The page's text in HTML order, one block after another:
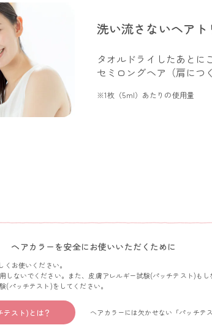
洗い流さないヘアト
タオルドライしたあとに
セミロングヘア（肩につ
※1枚（5ml）あたりの使用量
ヘアカラーを安全にお使いいただくために
お使いください。
ないでください。また、皮膚アレルギー試験(パッチテスト)もし
パッチテスト)をしてください。
テスト)とは？ ヘアカラーには欠かせない「パッチテ